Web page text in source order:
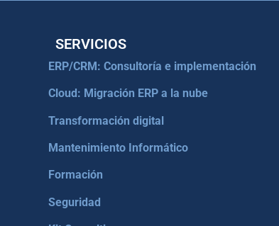
SERVICIOS
ERP/CRM: Consultoría e implementación
Cloud: Migración ERP a la nube
Transformación digital
Mantenimiento Informático
Formación
Seguridad